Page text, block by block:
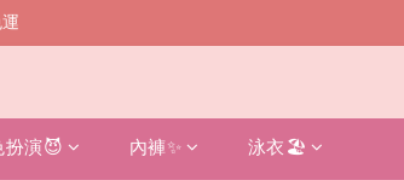
扮演😈 內褲✨ 泳衣🏖️